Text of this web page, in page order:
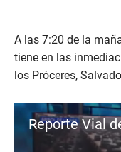
A las 7:20 de la
tiene en las
los Próceres,